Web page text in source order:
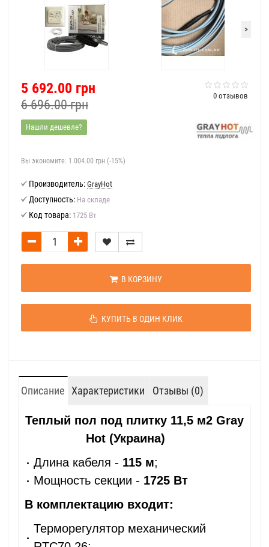
>
0 отзывов
5 692.00 грн
6 696.00 грн
Нашли дешевле?
Вы экономите: 1 004.00 грн (-15%)
Производитель: GrayHot
Доступность: На складе
Код товара: 1725 Вт
В КОРЗИНУ
КУПИТЬ В ОДИН КЛИК
Описание Характеристики Отзывы (0)
Теплый пол под плитку 11,5 м2 Gray
Hot (Украина)
Длина кабеля - 115 м;
Мощность секции - 1725 Вт
В комплектацию входит:
Терморегулятор механический